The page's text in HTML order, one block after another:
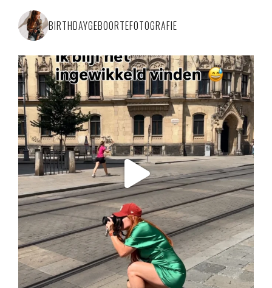
BIRTHDAYGEBOORTEFOTOGRAFIE